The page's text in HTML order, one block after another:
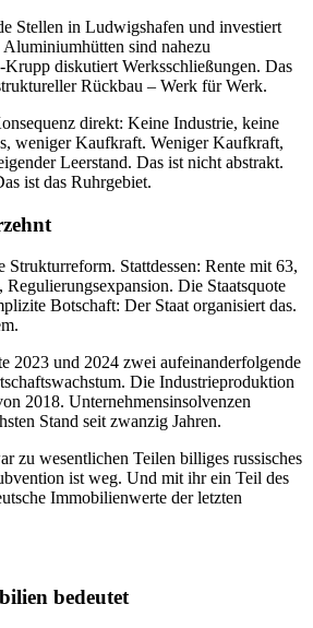
Stellen in Ludwigshafen und investiert
Aluminiumhütten sind nahezu
diskutiert Werksschließungen. Das
Rückbau – Werk für Werk.
direkt: Keine Industrie, keine
weniger Kaufkraft. Weniger Kaufkraft,
Leerstand. Das ist nicht abstrakt.
ist das Ruhrgebiet.
Strukturreform. Stattdessen: Rente mit 63,
Die Staatsquote
Botschaft: Der Staat organisiert das.
2023 und 2024 zwei aufeinanderfolgende
Die Industrieproduktion
2018. Unternehmensinsolvenzen
Stand seit zwanzig Jahren.
zu wesentlichen Teilen billiges russisches
ist weg. Und mit ihr ein Teil des
Immobilienwerte der letzten
bedeutet